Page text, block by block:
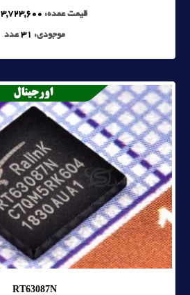
قیمت عمده: 3,723,600
موجودی: 31عدد
RT63087N